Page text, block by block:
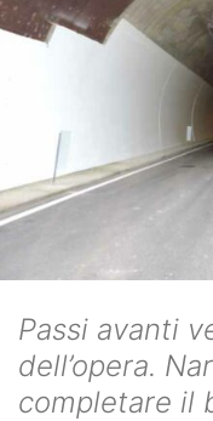
Passi avanti
dell’opera.
completare il